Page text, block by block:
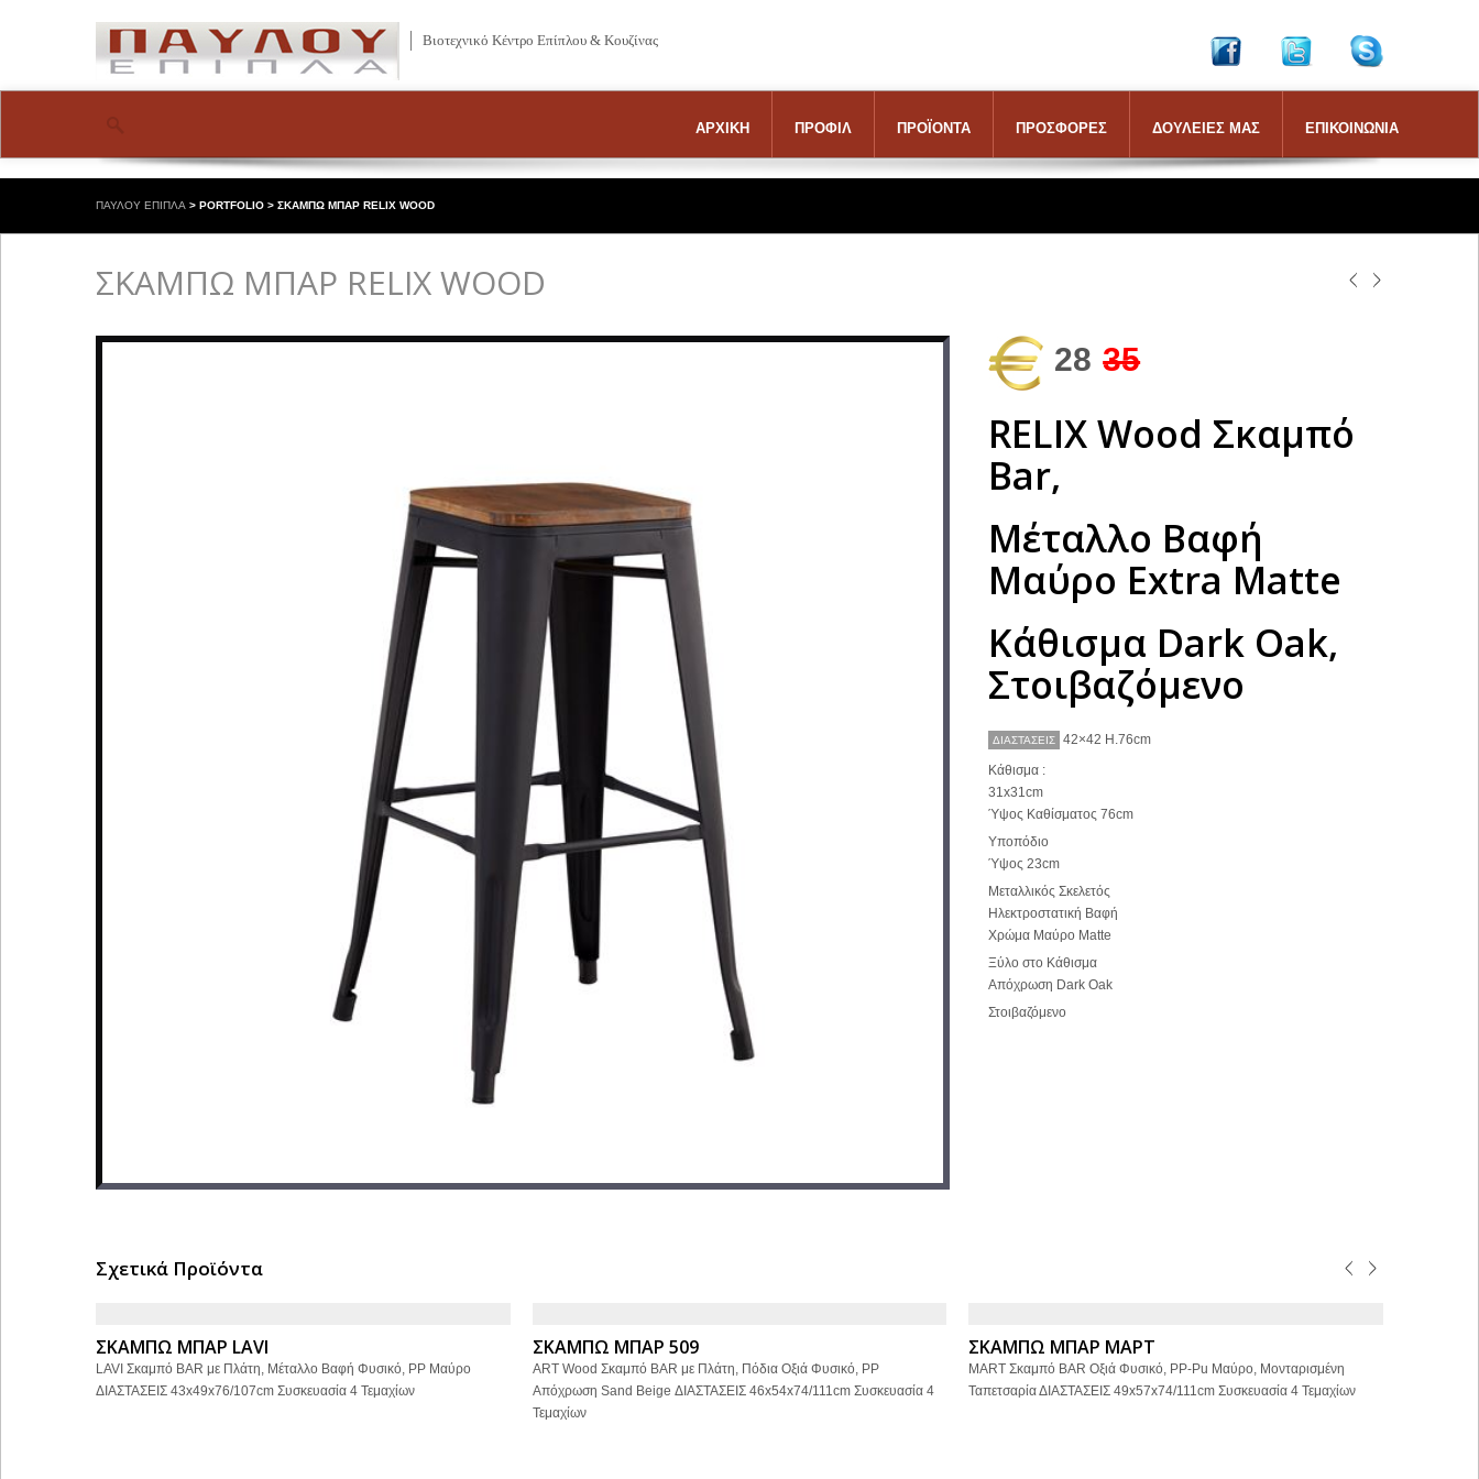
Βιοτεχνικό Κέντρο Επίπλου & Κουζίνας
ΑΡΧΙΚΗ ΠΡΟΦΙΛ ΠΡΟΪΟΝΤΑ ΠΡΟΣΦΟΡΕΣ ΔΟΥΛΕΙΕΣ ΜΑΣ ΕΠΙΚΟΙΝΩΝΙΑ
ΠΑΥΛΟΥ ΕΠΙΠΛΑ > PORTFOLIO > ΣΚΑΜΠΩ ΜΠΑΡ RELIX WOOD
ΣΚΑΜΠΩ ΜΠΑΡ RELIX WOOD
28 35
RELIX Wood Σκαμπό
Bar,
Μέταλλο Βαφή
Μαύρο Extra Matte
Κάθισμα Dark Oak,
Στοιβαζόμενο
ΔΙΑΣΤΑΣΕΙΣ
42×42 H.76cm
Κάθισμα :
31x31cm
Ύψος Καθίσματος 76cm
Υποπόδιο
Ύψος 23cm
Μεταλλικός Σκελετός
Ηλεκτροστατική Βαφή
Χρώμα Μαύρο Matte
Ξύλο στο Κάθισμα
Απόχρωση Dark Oak
Στοιβαζόμενο
Σχετικά Προϊόντα
ΣΚΑΜΠΩ ΜΠΑΡ LAVI
LAVI Σκαμπό BAR με Πλάτη, Μέταλλο Βαφή Φυσικό, PP Μαύρο
ΔΙΑΣΤΑΣΕΙΣ 43x49x76/107cm Συσκευασία 4 Τεμαχίων
ΣΚΑΜΠΩ ΜΠΑΡ 509
ART Wood Σκαμπό BAR με Πλάτη, Πόδια Οξιά Φυσικό, PP
Απόχρωση Sand Beige ΔΙΑΣΤΑΣΕΙΣ 46x54x74/111cm Συσκευασία 4
Τεμαχίων
ΣΚΑΜΠΩ ΜΠΑΡ ΜΑΡΤ
MART Σκαμπό BAR Οξιά Φυσικό, PP-Pu Μαύρο, Μονταρισμένη
Ταπετσαρία ΔΙΑΣΤΑΣΕΙΣ 49x57x74/111cm Συσκευασία 4 Τεμαχίων